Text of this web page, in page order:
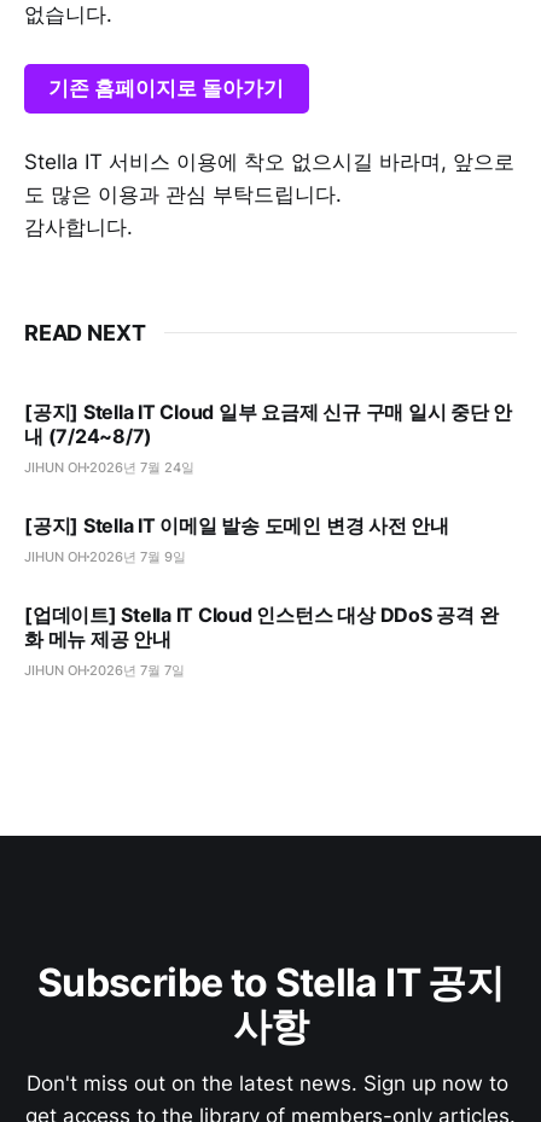
없습니다.
기존 홈페이지로 돌아가기
Stella IT 서비스 이용에 착오 없으시길 바라며, 앞으로
도 많은 이용과 관심 부탁드립니다.
감사합니다.
READ NEXT
[공지] Stella IT Cloud 일부 요금제 신규 구매 일시 중단 안
내 (7/24~8/7)
JIHUN OH 2026년 7월 24일
[공지] Stella IT 이메일 발송 도메인 변경 사전 안내
JIHUN OH 2026년 7월 9일
[업데이트] Stella IT Cloud 인스턴스 대상 DDoS 공격 완
화 메뉴 제공 안내
JIHUN OH 2026년 7월 7일
Subscribe to Stella IT 공지
사항
Don't miss out on the latest news. Sign up now to
get access to the library of members-only articles.